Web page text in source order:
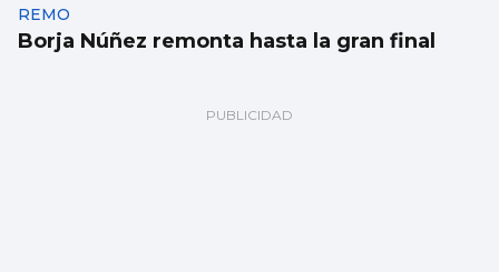
REMO
Borja Núñez remonta hasta la gran final